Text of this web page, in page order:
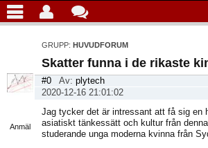
GRUPP: HUVUDFORUM
Anmäl
Skatter funna i de rikaste
#0 Av: plytech
2020-12-16 21:01:02
Jag tycker det är intressant att få sig en
asiatiskt tänkessätt och kultur från
studerande unga moderna kvinna från